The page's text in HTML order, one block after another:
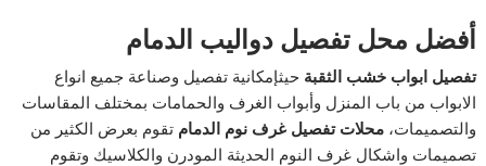
أفضل محل تفصيل دواليب الدمام
تفصيل ابواب خشب الثقبة حيثإمكانية تفصيل وصناعة جميع انواع
الابواب من باب المنزل وأبواب الغرف والحمامات بمختلف المقاسات
والتصميمات،محلات تفصيل غرف نوم الدمام تقوم بعرض الكثير من
تصميمات واشكال غرف النوم الحديثة المودرن والكلاسيك وتقوم